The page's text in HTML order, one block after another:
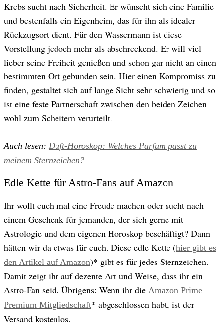
Krebs sucht nach Sicherheit. Er wünscht sich eine Familie
und bestenfalls ein Eigenheim, das für ihn als idealer
Rückzugsort dient. Für den Wassermann ist diese
Vorstellung jedoch mehr als abschreckend. Er will viel
lieber seine Freiheit genießen und schon gar nicht an einen
bestimmten Ort gebunden sein. Hier einen Kompromiss zu
finden, gestaltet sich auf lange Sicht sehr schwierig und so
ist eine feste Partnerschaft zwischen den beiden Zeichen
wohl zum Scheitern verurteilt.
Auch lesen: Duft-Horoskop: Welches Parfum passt zu
meinem Sternzeichen?
Edle Kette für Astro-Fans auf Amazon
Ihr wollt euch mal eine Freude machen oder sucht nach
einem Geschenk für jemanden, der sich gerne mit
Astrologie und dem eigenen Horoskop beschäftigt? Dann
hätten wir da etwas für euch. Diese edle Kette (hier gibt es
den Artikel auf Amazon)* gibt es für jedes Sternzeichen.
Damit zeigt ihr auf dezente Art und Weise, dass ihr ein
Astro-Fan seid. Übrigens: Wenn ihr die Amazon Prime
Premium Mitgliedschaft* abgeschlossen habt, ist der
Versand kostenlos.